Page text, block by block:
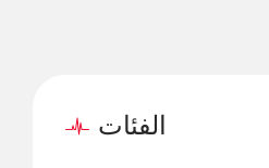
الفئات